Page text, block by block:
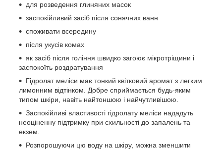
для розведення глиняних масок
заспокійливий засіб після сонячних ванн
споживати всередину
після укусів комах
як засіб після гоління швидко загоює мікротріщини і
заспокоїть роздратування
Гідролат меліси має тонкий квітковий аромат з легким
лимонним відтінком. Добре сприймається будь-яким
типом шкіри, навіть найтоншою і найчутливішою.
Заспокійливі властивості гідролату меліси нададуть
неоціненну підтримку при схильності до запалень та
екзем.
Розпорошуючи цю воду на шкіру, можна зменшити